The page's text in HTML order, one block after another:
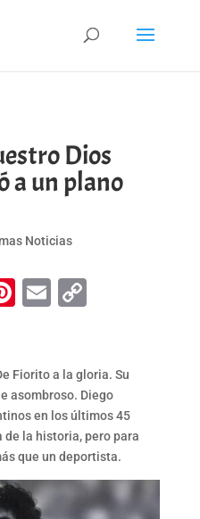
Dios
a un plano
Noticias
Pinterest
EmailCopy
Fiorito a la gloria. Su
asombroso. Diego
en los últimos 45
la historia, pero para
que un deportista.